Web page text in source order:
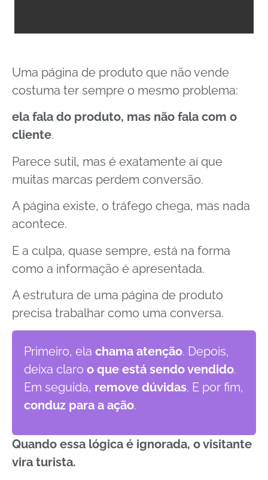
Uma página de produto que não vende
costuma ter sempre o mesmo problema:
ela fala do produto, mas não fala com o
cliente.
Parece sutil, mas é exatamente aí que
muitas marcas perdem conversão.
A página existe, o tráfego chega, mas nada
acontece.
E a culpa, quase sempre, está na forma
como a informação é apresentada.
A estrutura de uma página de produto
precisa trabalhar como uma conversa.
Primeiro, ela chama atenção. Depois,
deixa claro o que está sendo vendido.
Em seguida, remove dúvidas. E por fim,
conduz para a ação.
Quando essa lógica é ignorada, o visitante
vira turista.